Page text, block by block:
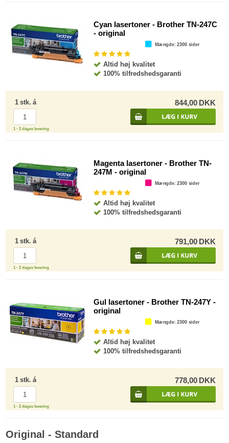
Cyan lasertoner - Brother TN-247C
- original
Mængde: 2300 sider
Altid høj kvalitet
100% tilfredshedsgaranti
1 stk. á 844,00 DKK
1 - 2 dages levering
Magenta lasertoner - Brother TN-
247M - original
Mængde: 2300 sider
Altid høj kvalitet
100% tilfredshedsgaranti
1 stk. á 791,00 DKK
1 - 2 dages levering
Gul lasertoner - Brother TN-247Y -
original
Mængde: 2300 sider
Altid høj kvalitet
100% tilfredshedsgaranti
1 stk. á 778,00 DKK
1 - 2 dages levering
Original - Standard